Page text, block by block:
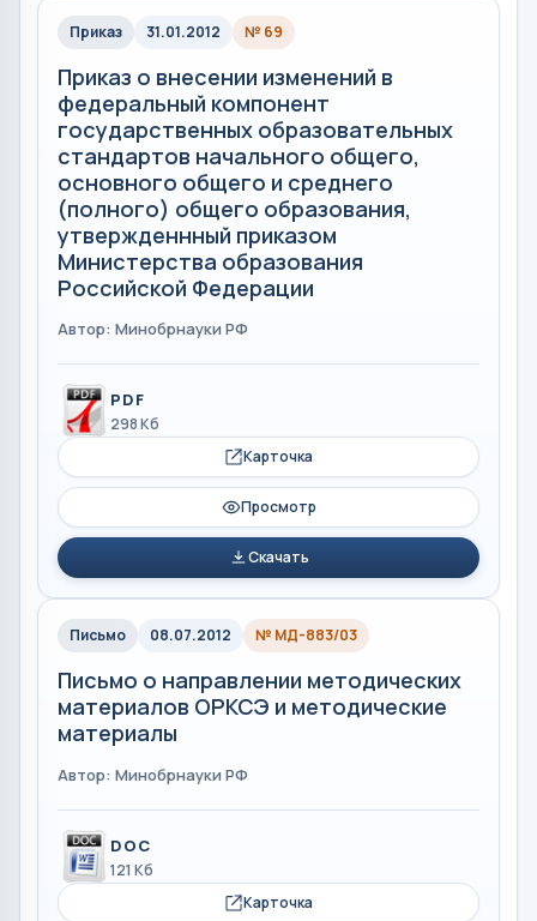
Приказ 31.01.2012 № 69
Приказ о внесении изменений в
федеральный компонент
государственных образовательных
стандартов начального общего,
основного общего и среднего
(полного) общего образования,
утвержденнный приказом
Министерства образования
Российской Федерации
Автор: Минобрнауки РФ
PDF
298 Кб
Карточка
Просмотр
Скачать
Письмо 08.07.2012 № МД-883/03
Письмо о направлении методических
материалов ОРКСЭ и методические
материалы
Автор: Минобрнауки РФ
DOC
121 Кб
Карточка